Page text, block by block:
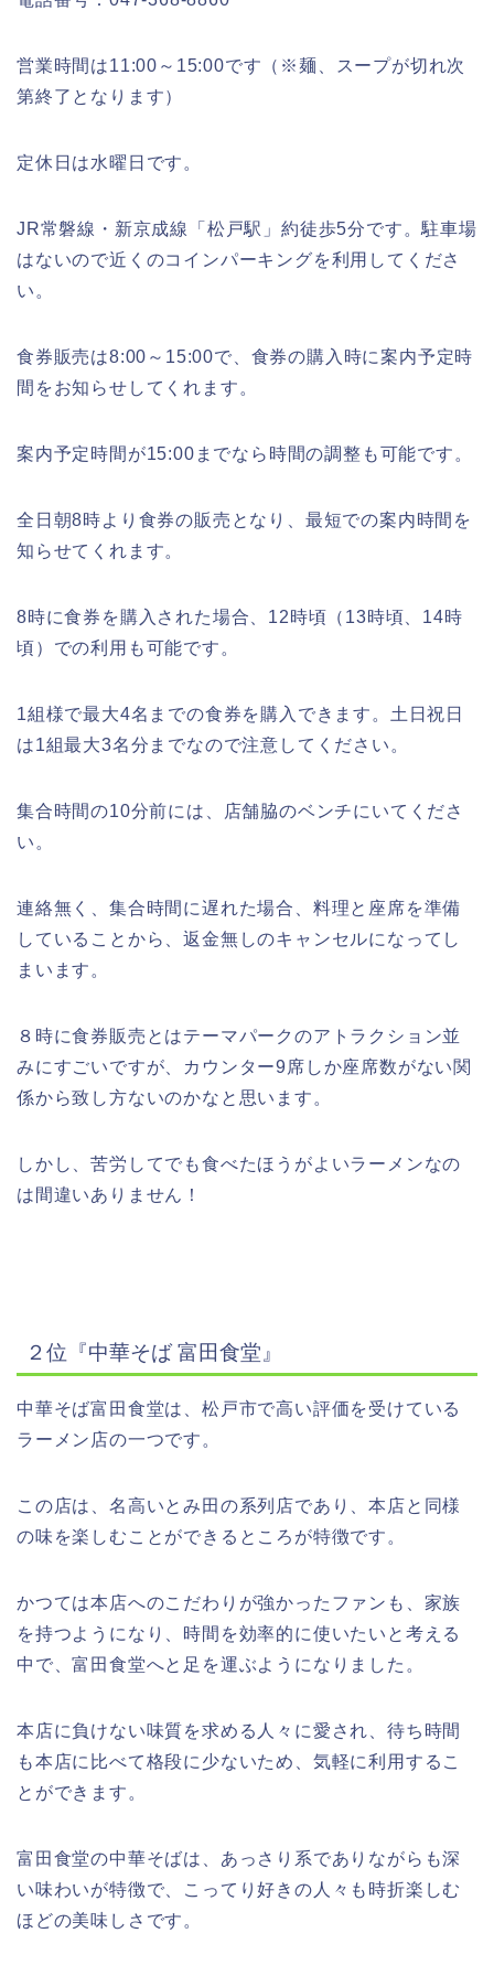
営業時間は11:00 ～ 15:00です（※麺、スープが切れ次
第終了となります）
定休日は水曜日です。
JR常磐線・新京成線「松戸駅」約徒歩5分です。駐車場
はないので近くのコインパーキングを利用してくださ
い。
食券販売は8:00 ～ 15:00で、食券の購入時に案内予定時
間をお知らせしてくれます。
案内予定時間が15:00 までなら時間の調整も可能です。
全日朝8時より食券の販売となり、最短での案内時間を
知らせてくれます。
8時に食券を購入された場合、 12時頃（ 13時頃、 14時
頃）での利用も可能です。
1組様で最大4名までの食券を購入できます。土日祝日
は1組最大3名分までなので注意してください。
集合時間の10分前には、店舗脇のベンチにいてくださ
い。
連絡無く、集合時間に遅れた場合、料理と座席を準備
していることから、返金無しのキャンセルになってし
まいます。
８時に食券販売とはテーマパークのアトラクション並
みにすごいですが、カウンター9席しか座席数がない関
係から致し方ないのかなと思います。
しかし、苦労してでも食べたほうがよいラーメンなの
は間違いありません！
２位『中華そば 富田食堂』
中華そば富田食堂は、松戸市で高い評価を受けている
ラーメン店の一つです。
この店は、名高いとみ田の系列店であり、本店と同様
の味を楽しむことができるところが特徴です。
かつては本店へのこだわりが強かったファンも、家族
を持つようになり、時間を効率的に使いたいと考える
中で、富田食堂へと足を運ぶようになりました。
本店に負けない味質を求める人々に愛され、待ち時間
も本店に比べて格段に少ないため、気軽に利用するこ
とができます。
富田食堂の中華そばは、あっさり系でありながらも深
い味わいが特徴で、こってり好きの人々も時折楽しむ
ほどの美味しさです。